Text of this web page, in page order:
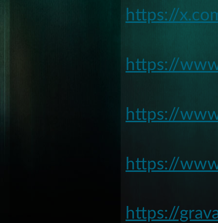
https://
https://
https://
https://
https://